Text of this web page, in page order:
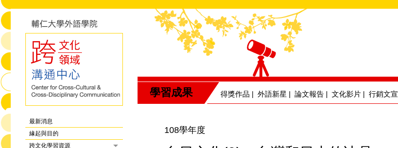
最新消息
緣起與目的
跨文化學習資源
學習成果 得獎作品 | 外語新星 | 論文報告 | 文化影片 | 行銷文宣
108學年度